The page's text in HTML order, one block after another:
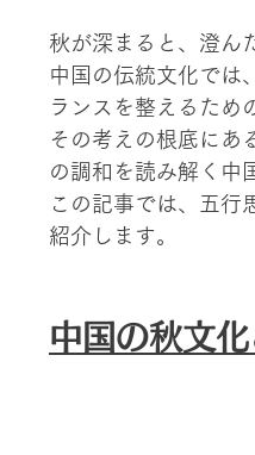
秋が深まると、澄ん
中国の伝統文化では
ランスを整えるため
その考えの根底にあ
の調和を読み解く中
この記事では、五行
紹介します。
中国の秋文